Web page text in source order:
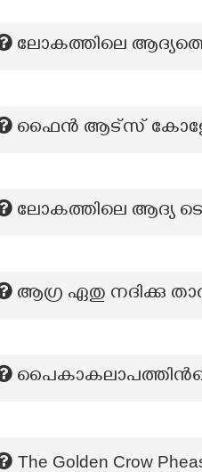
ലോകത്തിലെ
ഫൈൻ ആട്സ് കോളേജ്
ലോകത്തിലെ ആദ്യ
ആഗ്ര ഏതു നദിക്കു
The Golden Crow